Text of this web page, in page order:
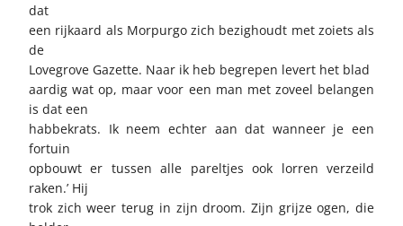
dat
een rijkaard als Morpurgo zich bezighoudt met zoiets als
de
Lovegrove Gazette. Naar ik heb begrepen levert het blad
aardig wat op, maar voor een man met zoveel belangen
is dat een
habbekrats. Ik neem echter aan dat wanneer je een
fortuin
opbouwt er tussen alle pareltjes ook lorren verzeild
raken.’ Hij
trok zich weer terug in zijn droom. Zijn grijze ogen, die